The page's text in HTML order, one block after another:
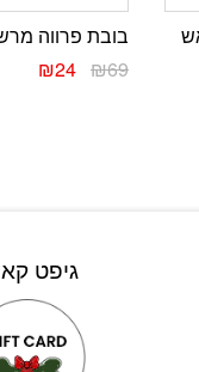
בובת פרווה
₪69
₪24
גיפט